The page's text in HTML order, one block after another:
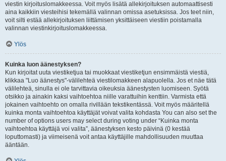
viestin kirjoituslomakkeessa. Voit myös lisätä allekirjoituksen automaattisesti
aina kaikkiin viesteihisi tekemällä valinnan omissa asetuksissa. Jos teet niin,
voit silti estää allekirjoituksen liittämisen yksittäiseen viestiin poistamalla
valinnan viestinkirjoituslomakkeessa.
Ylös
Kuinka luon äänestyksen?
Kun kirjoitat uuta viestiketjua tai muokkaat viestiketjun ensimmäistä viestiä,
klikkaa "Luo äänestys"-välilehteä viestilomakkeen alapuolella. Jos et näe tätä
välilehteä, sinulla ei ole tarvittavia oikeuksia äänestysten luomiseen. Syötä
otsikko ja ainakin kaksi vaihtoehtoa niille varattuihin kenttiin. Varmista että
jokainen vaihtoehto on omalla rivillään tekstikentässä. Voit myös määritellä
kuinka monta vaihtoehtoa käyttäjät voivat valita kohdasta You can also set the
number of options users may select during voting under “Kuinka monta
vaihtoehtoa käyttäjä voi valita”, äänestyksen kesto päivinä (0 kestää
loputtomasti) ja viimeisenä voit antaa käyttäjille mahdollisuuden muuttaa
ääntään.